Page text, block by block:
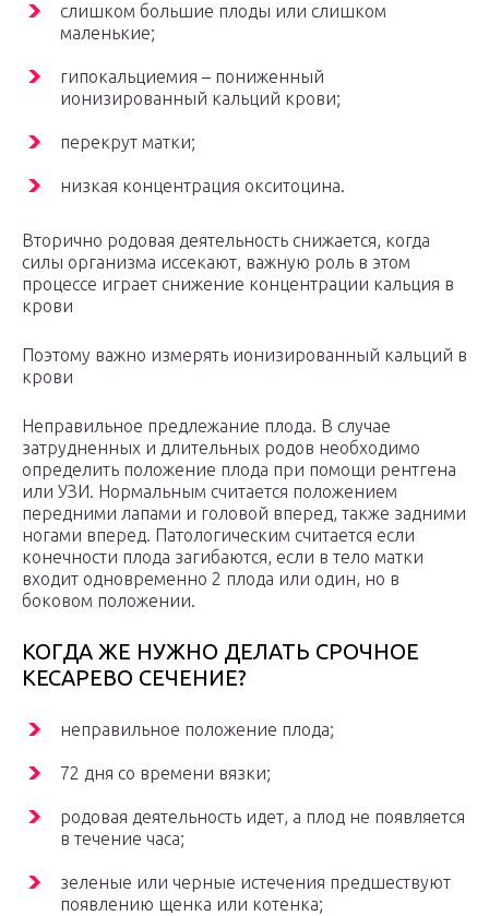
слишком большие плоды или слишком
маленькие;
гипокальциемия – пониженный
ионизированный кальций крови;
перекрут матки;
низкая концентрация окситоцина.
Вторично родовая деятельность снижается, когда
силы организма иссекают, важную роль в этом
процессе играет снижение концентрации кальция в
крови
Поэтому важно измерять ионизированный кальций в
крови
Неправильное предлежание плода. В случае
затрудненных и длительных родов необходимо
определить положение плода при помощи рентгена
или УЗИ. Нормальным считается положением
передними лапами и головой вперед, также задними
ногами вперед. Патологическим считается если
конечности плода загибаются, если в тело матки
входит одновременно 2 плода или один, но в
боковом положении.
КОГДА ЖЕ НУЖНО ДЕЛАТЬ СРОЧНОЕ
КЕСАРЕВО СЕЧЕНИЕ?
неправильное положение плода;
72 дня со времени вязки;
родовая деятельность идет, а плод не появляется
в течение часа;
зеленые или черные истечения предшествуют
появлению щенка или котенка;